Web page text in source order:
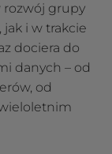
rozwój grupy
i w trakcie
dociera do
danych – od
od